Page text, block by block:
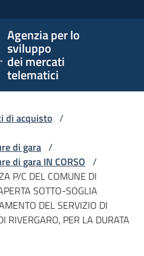
Agenzia per lo
sviluppo
dei mercati
telematici
di acquisto /
di gara /
di gara IN CORSO /
P/C DEL COMUNE DI
SOTTO-SOGLIA
DEL SERVIZIO DI
RIVERGARO, PER LA DURATA